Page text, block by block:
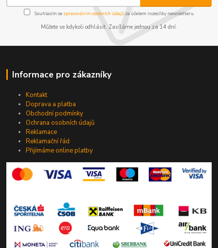
Souhlasím se zpracováním osobních údajůza účelem rozesílky newsletteru.
Můžete se kdykoli odhlásit. Zasíláme jednou za 14 dní.
Informace pro zákazníky
Kontakt
Doprava a platba
Obchodní podmínky
Ochrana osobních údajů
Reklamace
Reklamační řád
Přijímáme online platby